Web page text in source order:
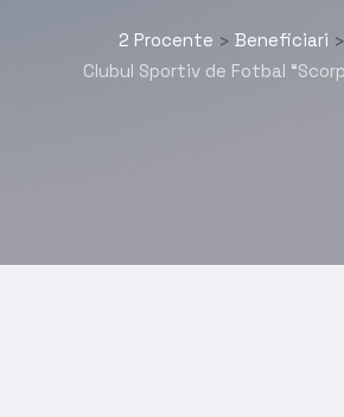
2 Procente > Beneficiari >
Clubul Sportiv de Fotbal